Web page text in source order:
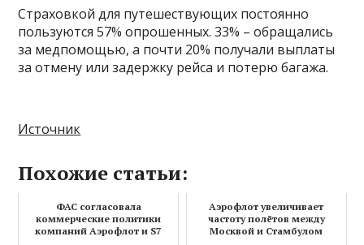
Страховкой для путешествующих постоянно
пользуются 57% опрошенных. 33% – обращались
за медпомощью, а почти 20% получали выплаты
за отмену или задержку рейса и потерю багажа.
Источник
Похожие статьи:
ФАС согласовала
коммерческие политики
компаний Аэрофлот и S7
Аэрофлот увеличивает
частоту полётов между
Москвой и Стамбулом